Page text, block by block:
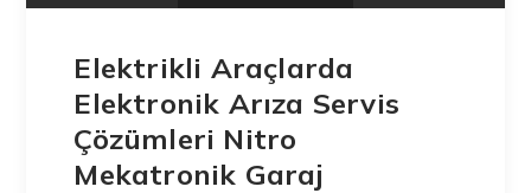
Elektrikli Araçlarda
Elektronik Arıza Servis
Çözümleri Nitro
Mekatronik Garaj